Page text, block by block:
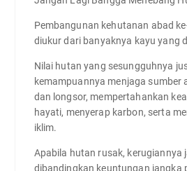
Pembangunan kehutanan abad
diukur dari banyaknya kayu yang
Nilai hutan yang sesungguhnya
kemampuannya menjaga sumber
dan longsor, mempertahankan
hayati, menyerap karbon, serta
iklim.
Apabila hutan rusak, kerugiannya
dibandingkan keuntungan jangka